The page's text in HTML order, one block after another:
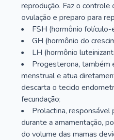
reprodução. Faz o
ovulação e preparo para
FSH (hormônio
GH (hormônio do
LH (hormônio
Progesterona, também
menstrual e atua
descarta o tecido
fecundação;
Prolactina,
durante a amamentação,
do volume das mamas